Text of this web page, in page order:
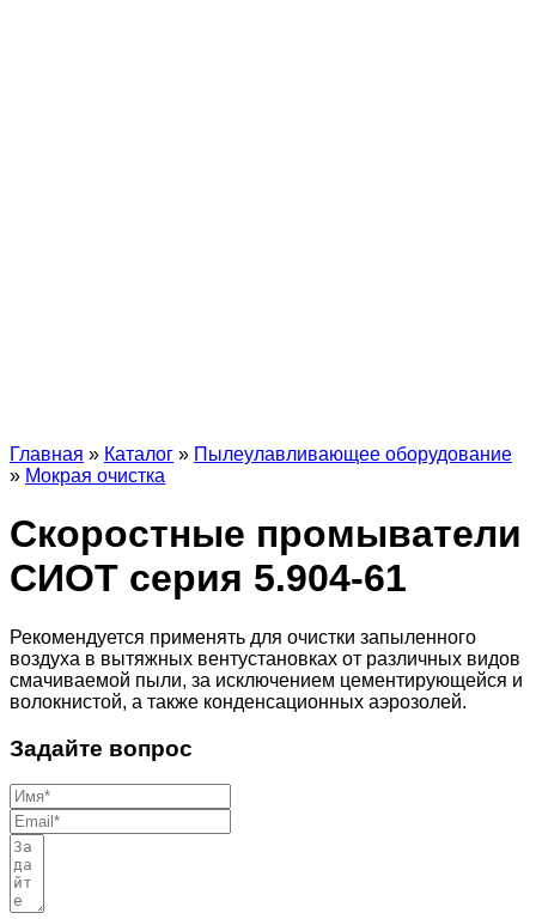
Главная » Каталог » Пылеулавливающее оборудование
» Мокрая очистка
Скоростные промыватели
СИОТ серия 5.904-61
Рекомендуется применять для очистки запыленного
воздуха в вытяжных вентустановках от различных видов
смачиваемой пыли, за исключением цементирующейся и
волокнистой, а также конденсационных аэрозолей.
Задайте вопрос